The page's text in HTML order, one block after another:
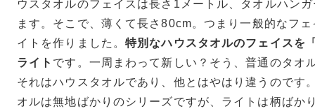
ウスタオルのフェイスは長さ1メートル、タオルハン
ます。そこで、薄くて長さ80cm。つまり一般的なフ
イトを作りました。特別なハウスタオルのフェイスを
ライト です。一周まわって新しい？そう、普通のタオ
それはハウスタオルであり、他とはやはり違うのです
オルは無地ばかりのシリーズですが、ライトは柄ばか